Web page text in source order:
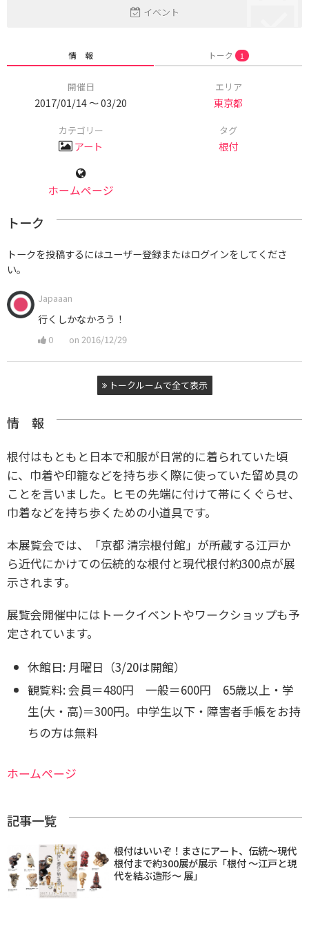
イベント
情 報 トーク 1
開催日
2017/01/14 〜 03/20
エリア
東京都
カテゴリー
アート
タグ
根付
ホームページ
トーク
トークを投稿するにはユーザー登録またはログインをしてくださ
い。
Japaaan
行くしかなかろう！
0 on 2016/12/29
トークルームで全て表示
情 報
根付はもともと日本で和服が日常的に着られていた頃
に、巾着や印籠などを持ち歩く際に使っていた留め具の
ことを言いました。ヒモの先端に付けて帯にくぐらせ、
巾着などを持ち歩くための小道具です。
本展覧会では、「京都 清宗根付館」が所蔵する江戸か
ら近代にかけての伝統的な根付と現代根付約300点が展
示されます。
展覧会開催中にはトークイベントやワークショップも予
定されています。
休館日: 月曜日（3/20は開館）
観覧料: 会員＝480円 一般＝600円 65歳以上・学
生(大・高)＝300円。中学生以下・障害者手帳をお持
ちの方は無料
ホームページ
記事一覧
根付はいいぞ！まさにアート、伝統〜現代
根付まで約300展が展示「根付 ～江戸と現
代を結ぶ造形～ 展」